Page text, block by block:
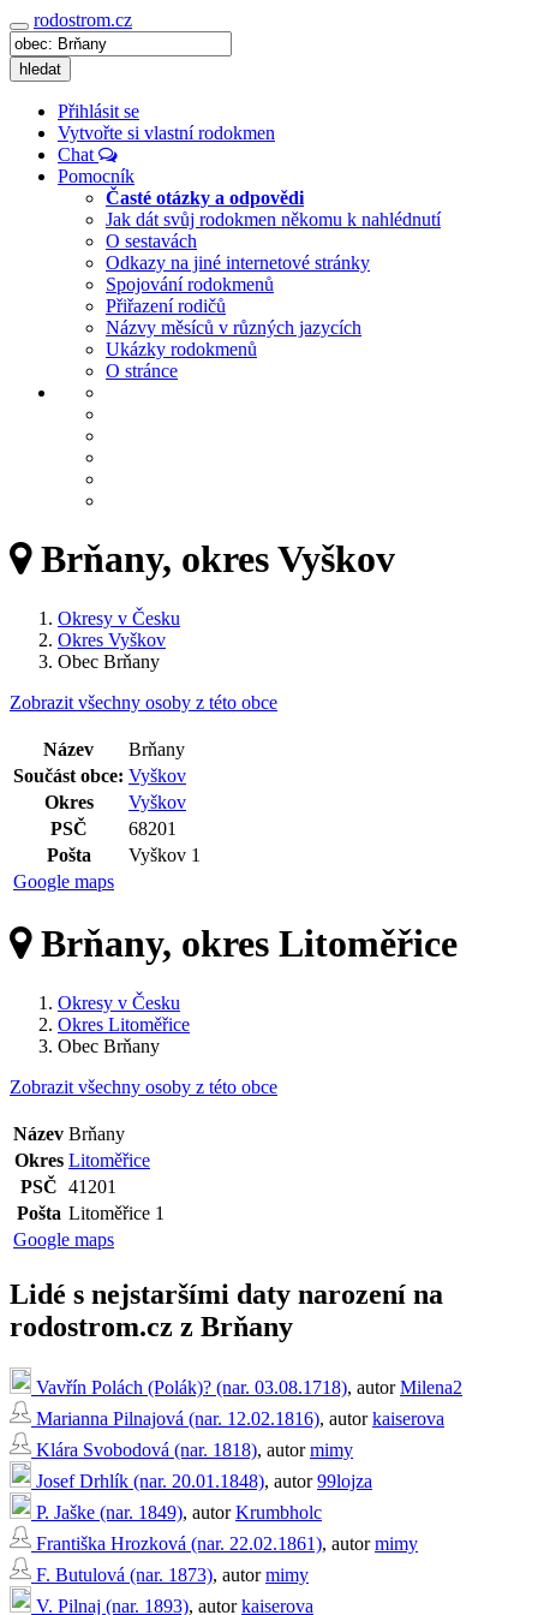
Navigace
rodostrom.cz
hledat
Přihlásit se
Vytvořte si vlastní rodokmen
Chat
Pomocník
Časté otázky a odpovědi
Jak dát svůj rodokmen někomu k nahlédnutí
O sestavách
Odkazy na jiné internetové stránky
Spojování rodokmenů
Přiřazení rodičů
Názvy měsíců v různých jazycích
Ukázky rodokmenů
O stránce
Brňany, okres Vyškov
Okresy v Česku
Okres Vyškov
Obec Brňany
Zobrazit všechny osoby z této obce
Název
Brňany
Součást obce: Vyškov
Okres
Vyškov
PSČ
68201
Pošta
Vyškov 1
Google maps
Brňany, okres Litoměřice
Okresy v Česku
Okres Litoměřice
Obec Brňany
Zobrazit všechny osoby z této obce
Název Brňany
Okres Litoměřice
PSČ 41201
Pošta Litoměřice 1
Google maps
Lidé s nejstaršími daty narození na
rodostrom.cz z Brňany
Vavřín Polách (Polák)? (nar. 03.08.1718), autorMilena2
Marianna Pilnajová (nar. 12.02.1816), autorkaiserova
Klára Svobodová (nar. 1818), autormimy
Josef Drhlík (nar. 20.01.1848), autor99lojza
P. Jaške (nar. 1849), autorKrumbholc
Františka Hrozková (nar. 22.02.1861), autormimy
F. Butulová (nar. 1873), autormimy
V. Pilnaj (nar. 1893), autorkaiserova